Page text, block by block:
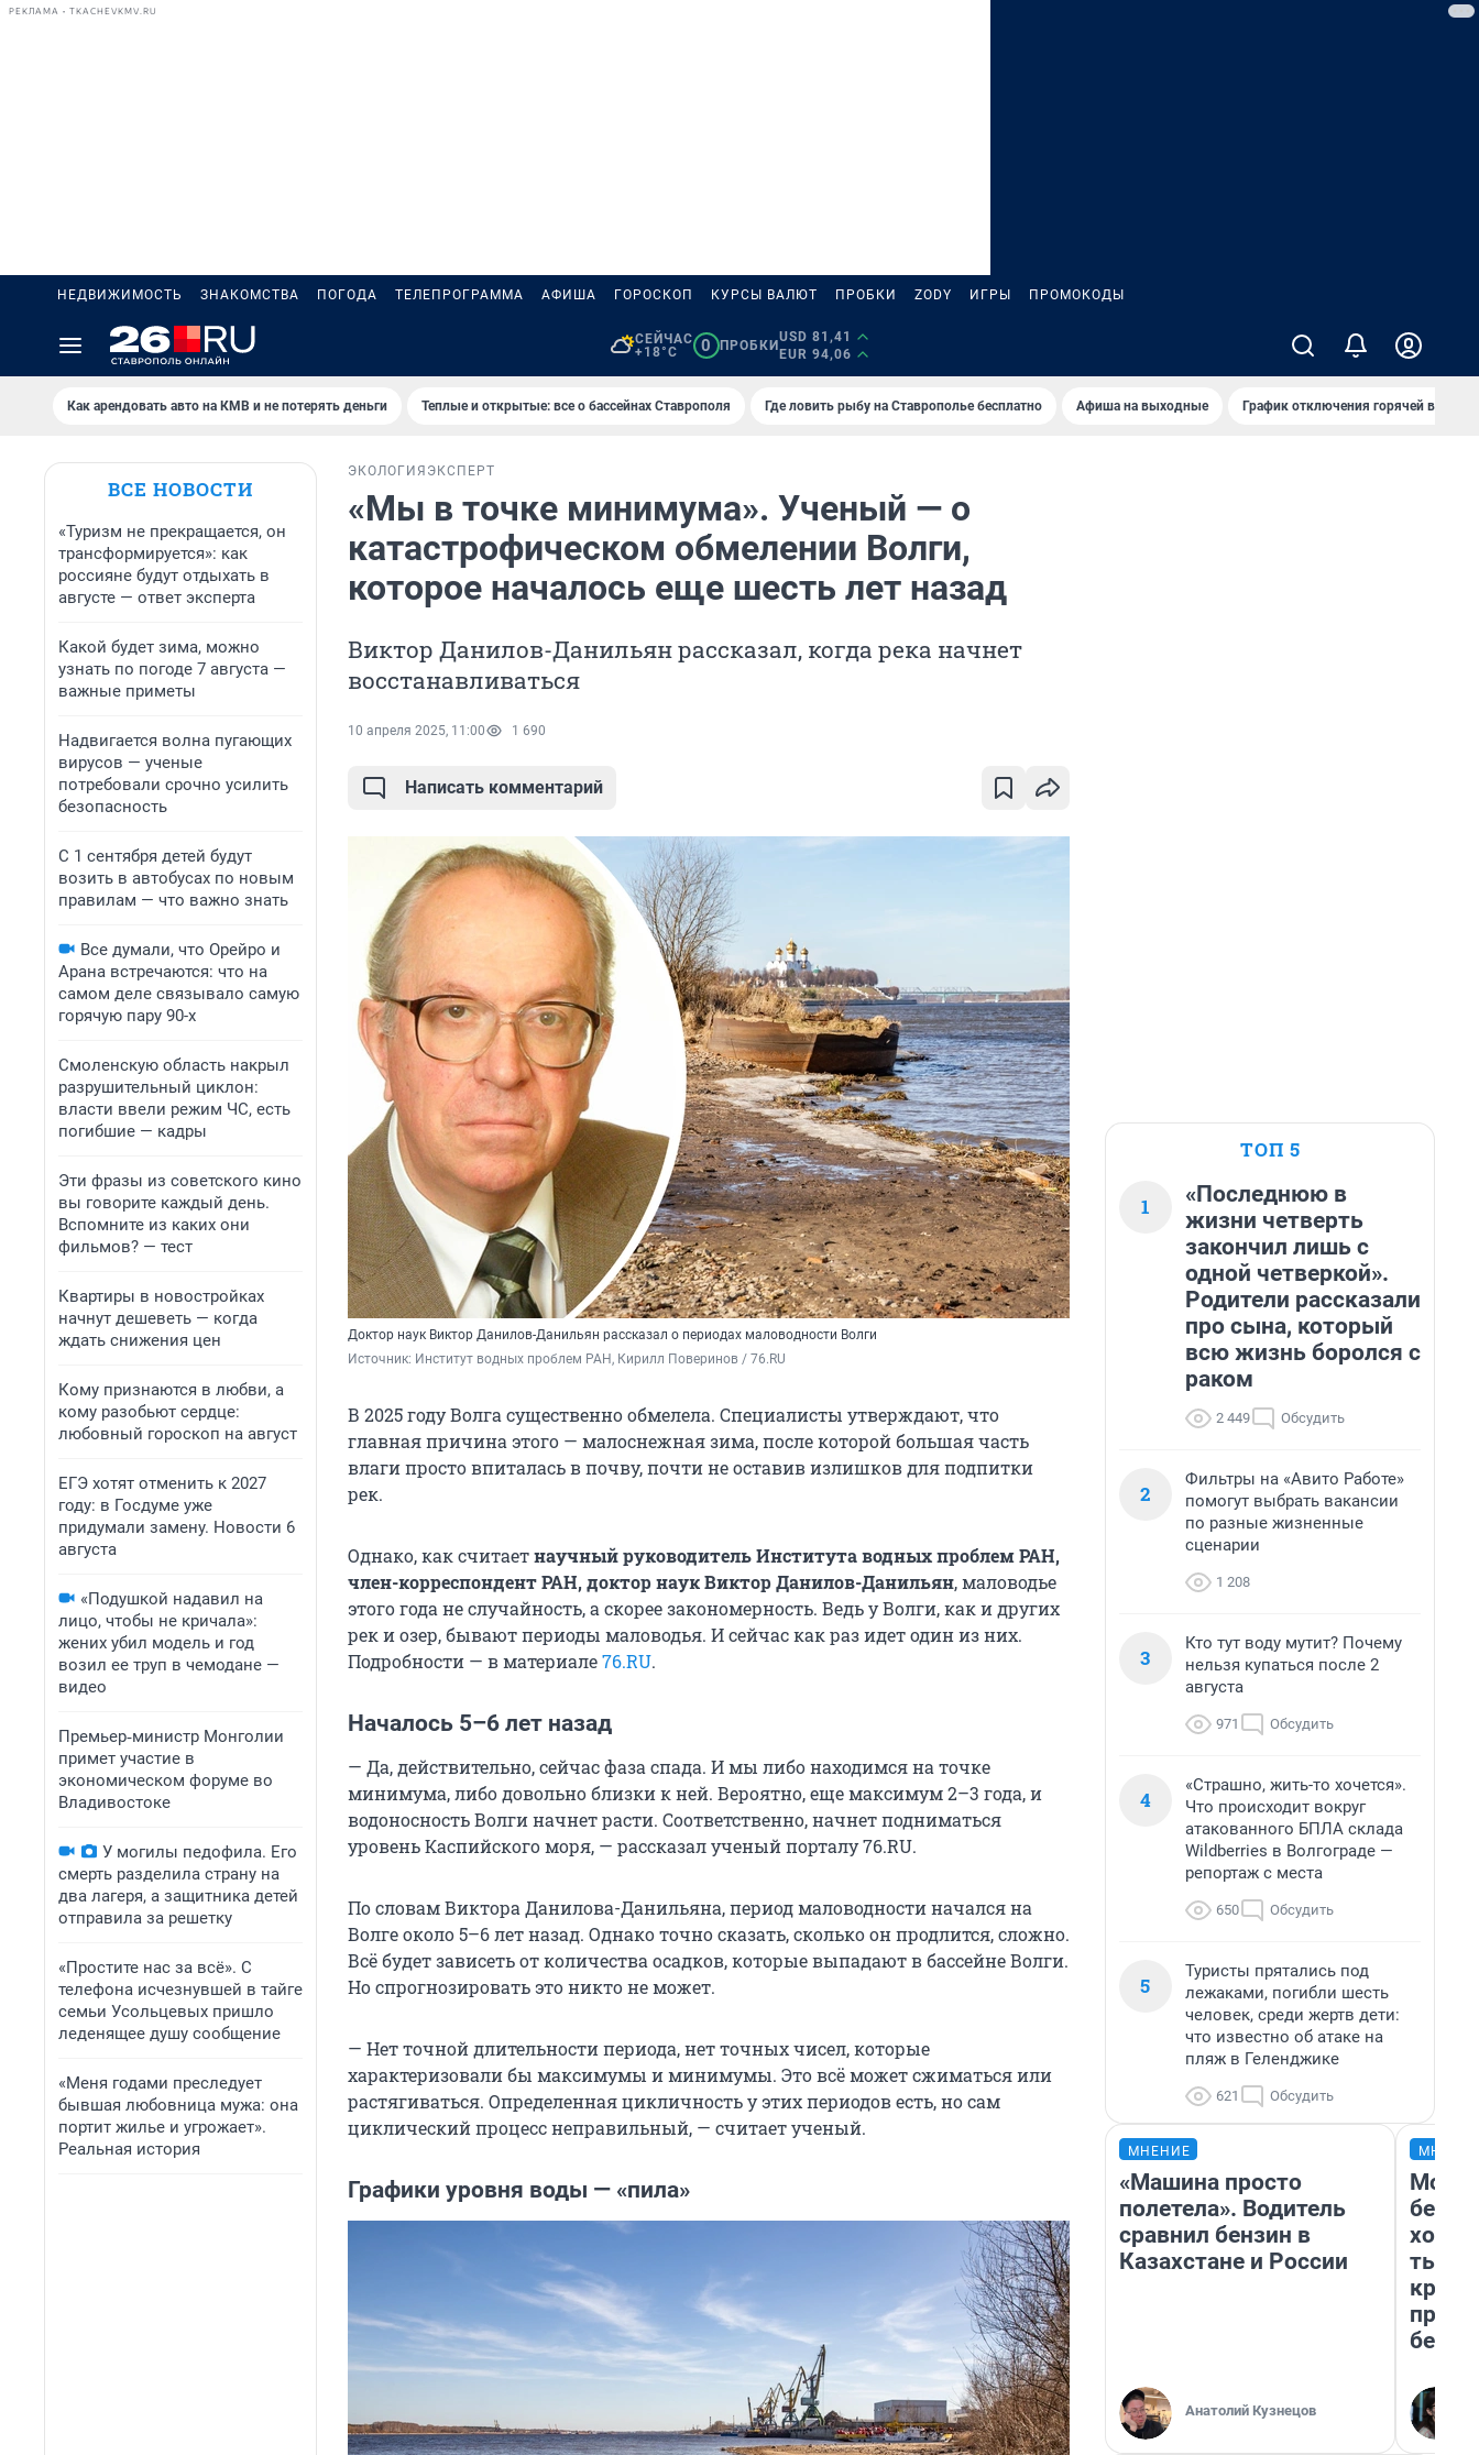
РЕКЛАМА • TKACHEVKMV.RU
НЕДВИЖИМОСТЬ ЗНАКОМСТВА ПОГОДА ТЕЛЕПРОГРАММА АФИША ГОРОСКОП КУРСЫ ВАЛЮТ ПРОБКИ ZODY ИГРЫ ПРОМОКОДЫ
СЕЙЧАС
+18°C
0 ПРОБКИ
USD 81,41
EUR 94,06
Как арендовать авто на КМВ и не потерять деньги Теплые и открытые: все о бассейнах Ставрополя Где ловить рыбу на Ставрополье бесплатно Афиша на выходные График отключения горячей воды в
ВСЕ НОВОСТИ
«Туризм не прекращается, он
трансформируется»: как
россияне будут отдыхать в
августе — ответ эксперта
Какой будет зима, можно
узнать по погоде 7 августа —
важные приметы
Надвигается волна пугающих
вирусов — ученые
потребовали срочно усилить
безопасность
С 1 сентября детей будут
возить в автобусах по новым
правилам — что важно знать
Все думали, что Орейро и
Арана встречаются: что на
самом деле связывало самую
горячую пару 90-х
Смоленскую область накрыл
разрушительный циклон:
власти ввели режим ЧС, есть
погибшие — кадры
Эти фразы из советского кино
вы говорите каждый день.
Вспомните из каких они
фильмов? — тест
Квартиры в новостройках
начнут дешеветь — когда
ждать снижения цен
Кому признаются в любви, а
кому разобьют сердце:
любовный гороскоп на август
ЕГЭ хотят отменить к 2027
году: в Госдуме уже
придумали замену. Новости 6
августа
«Подушкой надавил на
лицо, чтобы не кричала»:
жених убил модель и год
возил ее труп в чемодане —
видео
Премьер‑министр Монголии
примет участие в
экономическом форуме во
Владивостоке
У могилы педофила. Его
смерть разделила страну на
два лагеря, а защитника детей
отправила за решетку
«Простите нас за всё». С
телефона исчезнувшей в тайге
семьи Усольцевых пришло
леденящее душу сообщение
«Меня годами преследует
бывшая любовница мужа: она
портит жилье и угрожает».
Реальная история
ЭКОЛОГИЯ ЭКСПЕРТ
«Мы в точке минимума». Ученый — о
катастрофическом обмелении Волги,
которое началось еще шесть лет назад
Виктор Данилов-Данильян рассказал, когда река начнет
восстанавливаться
10 апреля 2025, 11:00 1 690
Написать комментарий
Доктор наук Виктор Данилов-Данильян рассказал о периодах маловодности Волги
Источник: Институт водных проблем РАН, Кирилл Поверинов / 76.RU
В 2025 году Волга существенно обмелела. Специалисты утверждают, что
главная причина этого — малоснежная зима, после которой большая часть
влаги просто впиталась в почву, почти не оставив излишков для подпитки
рек.
Однако, как считаетнаучный руководитель Института водных проблем РАН,
член-корреспондент РАН, доктор наук Виктор Данилов-Данильян, маловодье
этого года не случайность, а скорее закономерность. Ведь у Волги, как и других
рек и озер, бывают периоды маловодья. И сейчас как раз идет один из них.
Подробности — в материале76.RU.
Началось 5–6 лет назад
— Да, действительно, сейчас фаза спада. И мы либо находимся на точке
минимума, либо довольно близки к ней. Вероятно, еще максимум 2–3 года, и
водоносность Волги начнет расти. Соответственно, начнет подниматься
уровень Каспийского моря, — рассказал ученый порталу 76.RU.
По словам Виктора Данилова-Данильяна, период маловодности начался на
Волге около 5–6 лет назад. Однако точно сказать, сколько он продлится, сложно.
Всё будет зависеть от количества осадков, которые выпадают в бассейне Волги.
Но спрогнозировать это никто не может.
— Нет точной длительности периода, нет точных чисел, которые
характеризовали бы максимумы и минимумы. Это всё может сжиматься или
растягиваться. Определенная цикличность у этих периодов есть, но сам
циклический процесс неправильный, — считает ученый.
Графики уровня воды — «пила»
ТОП 5
1
«Последнюю в
жизни четверть
закончил лишь с
одной четверкой».
Родители рассказали
про сына, который
всю жизнь боролся с
раком
2 449 Обсудить
2
Фильтры на «Авито Работе»
помогут выбрать вакансии
по разные жизненные
сценарии
1 208
3
Кто тут воду мутит? Почему
нельзя купаться после 2
августа
971 Обсудить
4
«Страшно, жить-то хочется».
Что происходит вокруг
атакованного БПЛА склада
Wildberries в Волгограде —
репортаж с места
650 Обсудить
5
Туристы прятались под
лежаками, погибли шесть
человек, среди жертв дети:
что известно об атаке на
пляж в Геленджике
621 Обсудить
МНЕНИЕ
«Машина просто
полетела». Водитель
сравнил бензин в
Казахстане и России
Анатолий Кузнецов
Мой